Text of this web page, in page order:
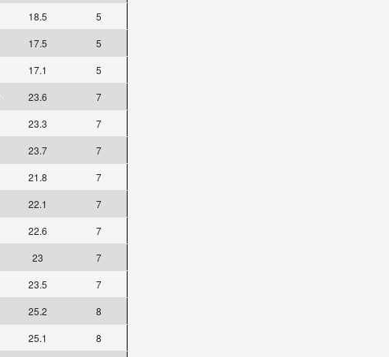
18.5
5
17.5
5
17.1
5
23.6
7
23.3
7
23.7
7
21.8
7
22.1
7
22.6
7
23
7
23.5
7
25.2
8
25.1
8